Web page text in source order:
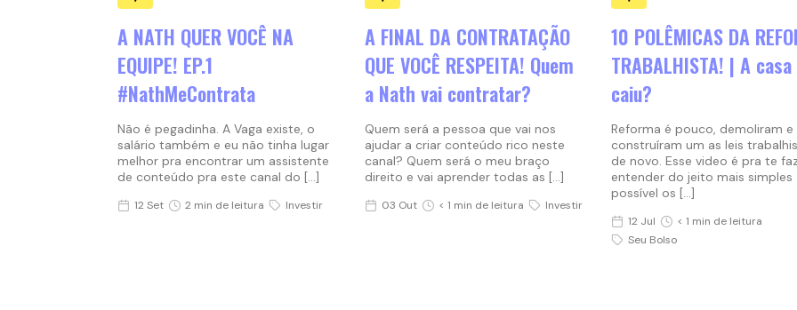
A NATH QUER VOCÊ NA
EQUIPE! EP.1
#NathMeContrata
Não é pegadinha. A Vaga existe, o
salário também e eu não tinha lugar
melhor pra encontrar um assistente
de conteúdo pra este canal do […]
12 Set 2 min de leitura Investir
A FINAL DA CONTRATAÇÃO
QUE VOCÊ RESPEITA! Quem
a Nath vai contratar?
Quem será a pessoa que vai nos
ajudar a criar conteúdo rico neste
canal? Quem será o meu braço
direito e vai aprender todas as […]
03 Out < 1 min de leitura Investir
10 POLÊMICAS DA
TRABALHISTA! | A casa
caiu?
Reforma é pouco, demoliram e
construíram um as leis
de novo. Esse video é pra te
entender do jeito mais simples
possível os […]
12 Jul
< 1 min de leitura
Seu Bolso